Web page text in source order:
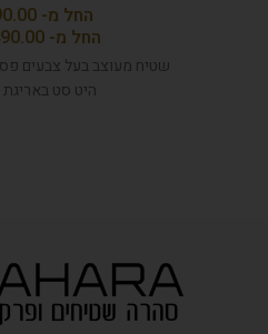
שטיח מעוצב בעל צבעים
היט סט באריגת